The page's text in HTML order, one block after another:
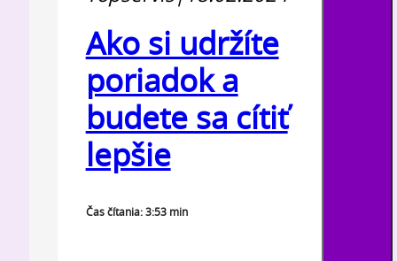
Ako si udržíte
poriadok a
budete sa cítiť
lepšie
Čas čítania: 3:53 min